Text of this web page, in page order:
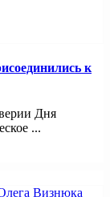
к
Дня
...